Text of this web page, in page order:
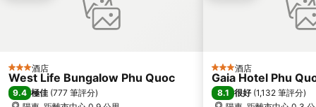
3 星級酒店
West Life Bungalow Phu Quoc
9.4 極佳 (777 筆評分)
3 星級酒店
Gaia Hotel Phu
8.1 很好 (1,132 筆評分)